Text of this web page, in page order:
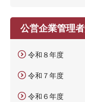
公営企業管理
令和８年度
令和７年度
令和６年度